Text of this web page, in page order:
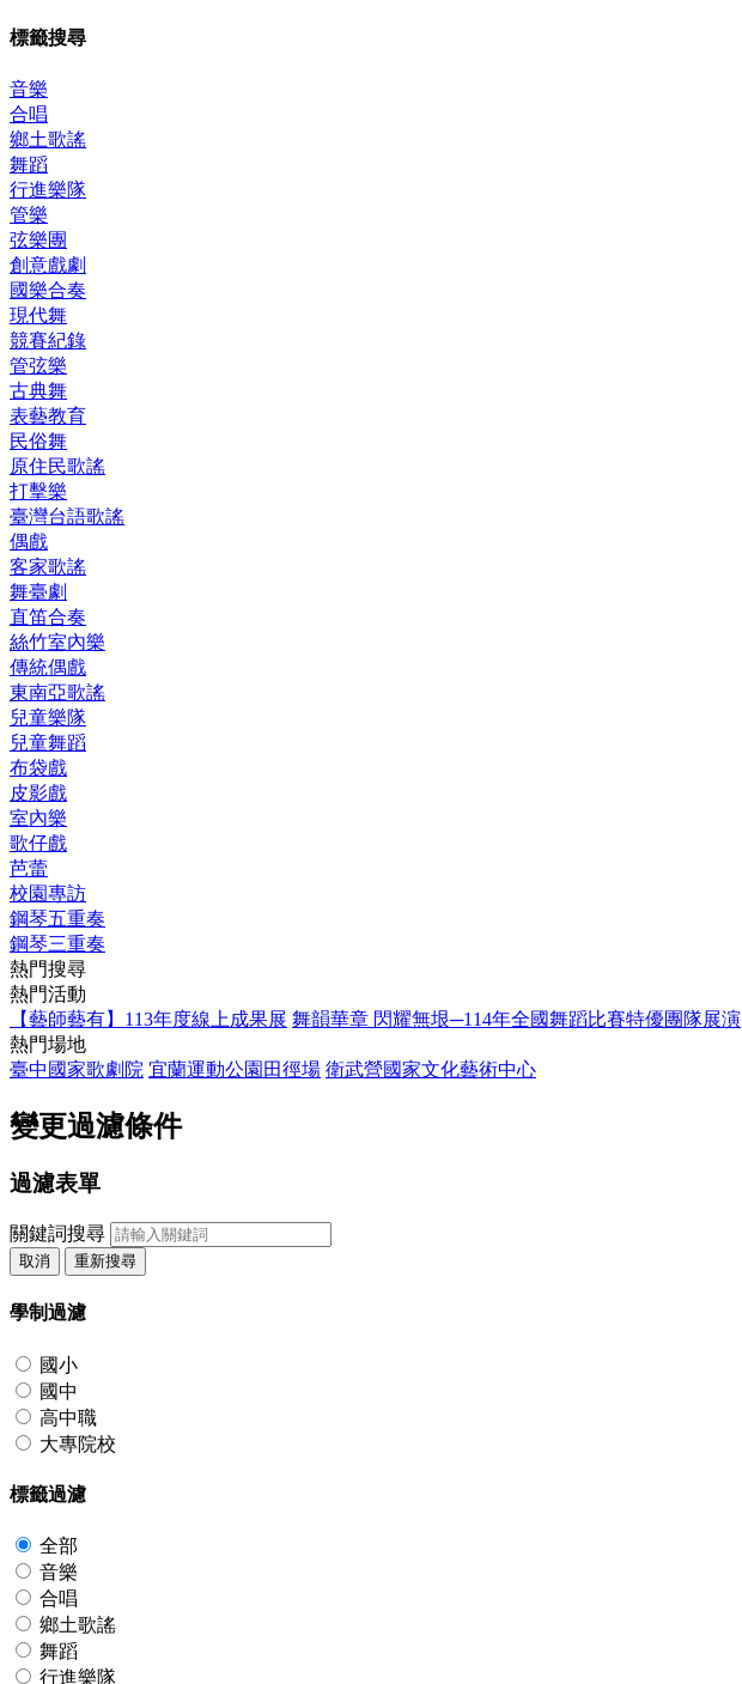
標籤搜尋
音樂
合唱
鄉土歌謠
舞蹈
行進樂隊
管樂
弦樂團
創意戲劇
國樂合奏
現代舞
競賽紀錄
管弦樂
古典舞
表藝教育
民俗舞
原住民歌謠
打擊樂
臺灣台語歌謠
偶戲
客家歌謠
舞臺劇
直笛合奏
絲竹室內樂
傳統偶戲
東南亞歌謠
兒童樂隊
兒童舞蹈
布袋戲
皮影戲
室內樂
歌仔戲
芭蕾
校園專訪
鋼琴五重奏
鋼琴三重奏
熱門搜尋
熱門活動
【藝師藝有】113年度線上成果展 舞韻華章 閃耀無垠─114年全國舞蹈比賽特優團隊展演
熱門場地
臺中國家歌劇院 宜蘭運動公園田徑場 衛武營國家文化藝術中心
變更過濾條件
過濾表單
關鍵詞搜尋
取消 重新搜尋
學制過濾
國小
國中
高中職
大專院校
標籤過濾
全部
音樂
合唱
鄉土歌謠
舞蹈
行進樂隊